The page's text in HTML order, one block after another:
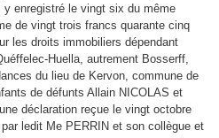
y enregistré le vingt six du même
de vingt trois francs quarante cinq
les droits immobiliers dépendant
Huella, autrement Bosserff,
du lieu de Kervon, commune de
de défunts Allain NICOLAS et
déclaration reçue le vingt octobre
ledit Me PERRIN et son collègue et